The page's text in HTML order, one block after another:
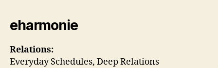
eharmonie
Relations:
Everyday Schedules, Deep Relations